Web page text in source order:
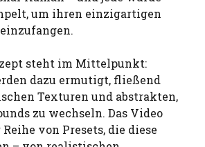
um ihren einzigartigen
steht im Mittelpunkt:
dazu ermutigt, fließend
Texturen und abstrakten,
zu wechseln. Das Video
von Presets, die diese